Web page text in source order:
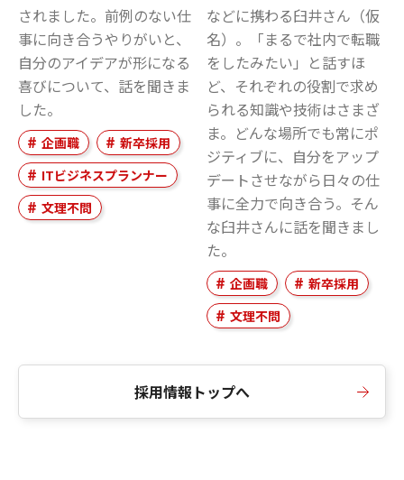
されました。前例のない仕
事に向き合うやりがいと、
自分のアイデアが形になる
喜びについて、話を聞きま
した。
企画職
新卒採用
ITビジネスプランナー
文理不問
などに携わる臼井さん（仮
名）。「まるで社内で転職
をしたみたい」と話すほ
ど、それぞれの役割で求め
られる知識や技術はさまざ
ま。どんな場所でも常にポ
ジティブに、自分をアップ
デートさせながら日々の仕
事に全力で向き合う。そん
な臼井さんに話を聞きまし
た。
企画職
新卒採用
文理不問
採用情報トップへ